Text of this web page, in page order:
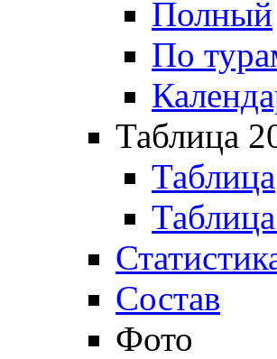
Полный
По
Таблица
Таблица
Состав
Фото